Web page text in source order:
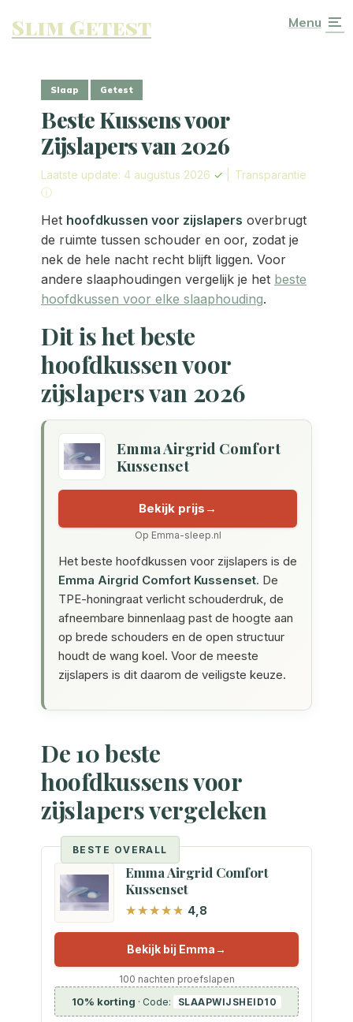
Slim Getest Menu
Slaap Getest
Beste Kussens voor
Zijslapers van 2026
Laatste update: 4 augustus 2026 ✓
Transparantie
ⓘ
Het hoofdkussen voor zijslapers overbrugt
de ruimte tussen schouder en oor, zodat je
nek de hele nacht recht blijft liggen. Voor
andere slaaphoudingen vergelijk je het beste
hoofdkussen voor elke slaaphouding.
Dit is het beste
hoofdkussen voor
zijslapers van 2026
Emma Airgrid Comfort
Kussenset
Bekijk prijs
Op Emma-sleep.nl
Het beste hoofdkussen voor zijslapers is de
Emma Airgrid Comfort Kussenset. De
TPE-honingraat verlicht schouderdruk, de
afneembare binnenlaag past de hoogte aan
op brede schouders en de open structuur
houdt de wang koel. Voor de meeste
zijslapers is dit daarom de veiligste keuze.
De 10 beste
hoofdkussens voor
zijslapers vergeleken
BESTE OVERALL
Emma Airgrid Comfort
Kussenset
4,8
Bekijk bij Emma
100 nachten proefslapen
10% korting · Code: SLAAPWIJSHEID10